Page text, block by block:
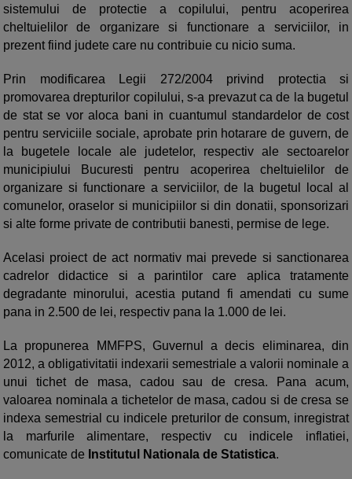
sistemului de protectie a copilului, pentru acoperirea
cheltuielilor de organizare si functionare a serviciilor, in
prezent fiind judete care nu contribuie cu nicio suma.
Prin modificarea Legii 272/2004 privind protectia si
promovarea drepturilor copilului, s-a prevazut ca de la bugetul
de stat se vor aloca bani in cuantumul standardelor de cost
pentru serviciile sociale, aprobate prin hotarare de guvern, de
la bugetele locale ale judetelor, respectiv ale sectoarelor
municipiului Bucuresti pentru acoperirea cheltuielilor de
organizare si functionare a serviciilor, de la bugetul local al
comunelor, oraselor si municipiilor si din donatii, sponsorizari
si alte forme private de contributii banesti, permise de lege.
Acelasi proiect de act normativ mai prevede si sanctionarea
cadrelor didactice si a parintilor care aplica tratamente
degradante minorului, acestia putand fi amendati cu sume
pana in 2.500 de lei, respectiv pana la 1.000 de lei.
La propunerea MMFPS, Guvernul a decis eliminarea, din
2012, a obligativitatii indexarii semestriale a valorii nominale a
unui tichet de masa, cadou sau de cresa. Pana acum,
valoarea nominala a tichetelor de masa, cadou si de cresa se
indexa semestrial cu indicele preturilor de consum, inregistrat
la marfurile alimentare, respectiv cu indicele inflatiei,
comunicate de Institutul Nationala de Statistica.